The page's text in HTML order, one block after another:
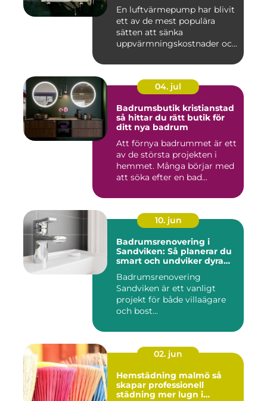
En luftvärmepump har blivit
ett av de mest populära
sätten att sänka
uppvärmningskostnader och
04. jul
Badrumsbutik kristianstad
så hittar du rätt butik för
ditt nya badrum
Att förnya badrummet är ett
av de största projekten i
hemmet. Många börjar med
att söka efter en bad...
10. jun
Badrumsrenovering i
Sandviken: Så planerar du
smart och undviker dyra
Badrumsrenovering
Sandviken är ett vanligt
projekt för både villaägare
och bost...
02. jun
Hemstädning malmö så
skapar professionell
städning mer lugn i